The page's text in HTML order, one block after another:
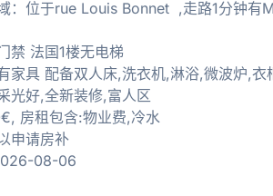
域：位于rue Louis Bonnet ,走路1分钟
禁 法国1楼无电梯
有家具 配备双人床,洗衣机,淋浴,微波炉,
光好,全新装修,富人区
房租包含:物业费,冷水
申请房补
08-06